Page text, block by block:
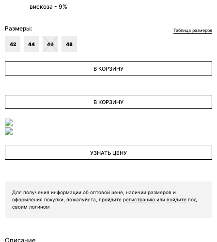
вискоза - 9%
Размеры:
42 44 46 48
В КОРЗИНУ
Таблица размеров
В КОРЗИНУ
УЗНАТЬ ЦЕНУ
Для получения информации об оптовой цене, наличии размеров и
оформления покупки, пожалуйста, пройдите регистрацию или войдите под
своим логином
Описание